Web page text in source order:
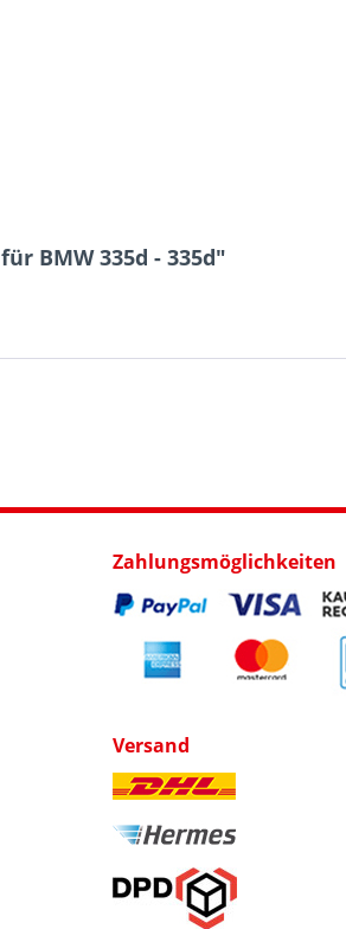
BMW 335d - 335d"
Zahlungsmöglichkeiten
Versand